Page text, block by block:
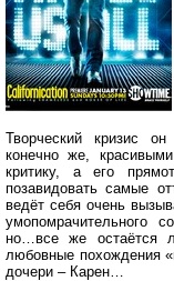
Творческий кризис
конечно же,
критику, а его
позавидовать самые
ведёт себя очень
умопомрачительного
но…все же остаётся
любовные похождения
дочери – Карен…